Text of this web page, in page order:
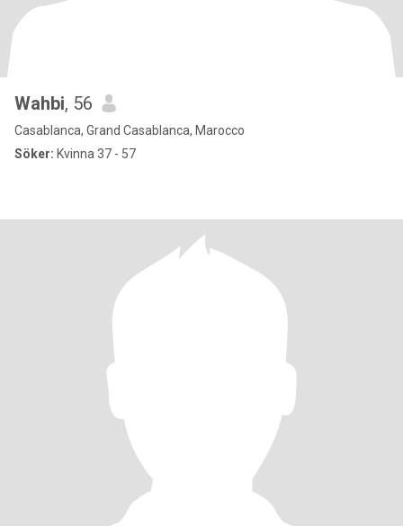
Wahbi, 56
Casablanca, Grand Casablanca, Marocco
Söker: Kvinna 37 - 57